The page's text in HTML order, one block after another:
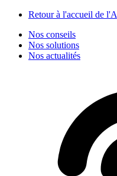
Retour à l'accueil de
Nos conseils
Nos solutions
Nos actualités